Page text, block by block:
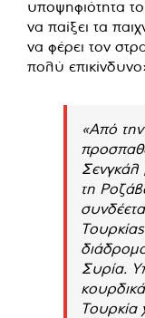
υποψηφιότητα
να παίξει τα
να φέρει τον
πολύ
«Από
Σενγκάλ
τη
Συρία.
Τουρκία